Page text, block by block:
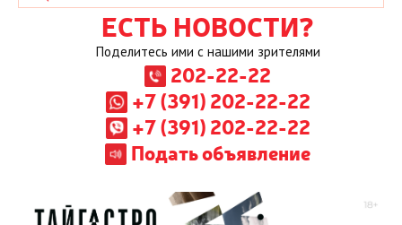
ЕСТЬ НОВОСТИ?
Поделитесь ими с нашими зрителями
202-22-22
+7 (391) 202-22-22
+7 (391) 202-22-22
Подать объявление